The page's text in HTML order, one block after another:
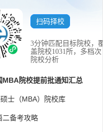
扫码择校
3分钟匹配目标院校，覆
盖院校1031所，多档次
院校分析
MBA院校提前批通知汇总
士（MBA）院校库
二备考攻略